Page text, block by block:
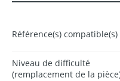
Référence(s) compatible(s)
Niveau de difficulté
(remplacement de la